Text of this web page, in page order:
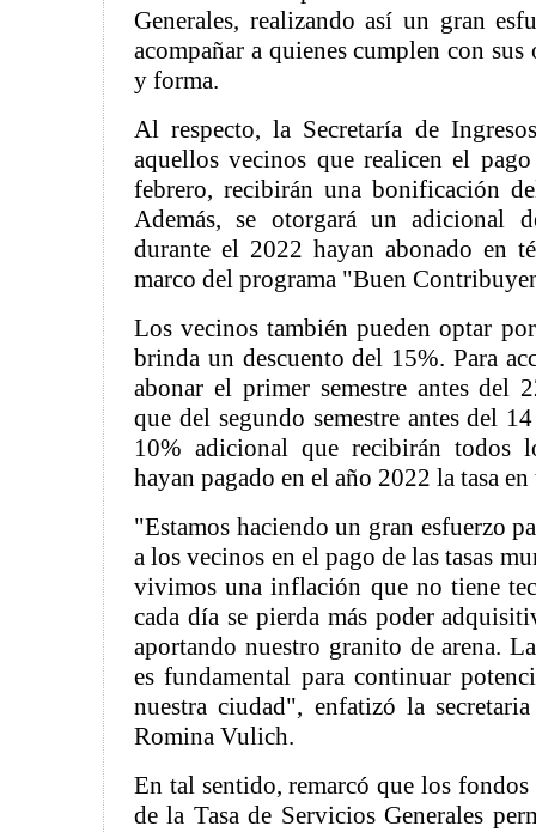
Generales, realizando así un gran
acompañar a quienes cumplen con
y forma.
Al respecto, la Secretaría de
aquellos vecinos que realicen el
febrero, recibirán una bonificación
Además, se otorgará un adicional
durante el 2022 hayan abonado en
marco del programa "Buen
Los vecinos también pueden optar
brinda un descuento del 15%. Para
abonar el primer semestre antes del
que del segundo semestre antes del
10% adicional que recibirán todos
hayan pagado en el año 2022 la tasa
"Estamos haciendo un gran esfuerzo
a los vecinos en el pago de las tasas
vivimos una inflación que no tiene
cada día se pierda más poder
aportando nuestro granito de arena.
es fundamental para continuar
nuestra ciudad", enfatizó la
Romina Vulich.
En tal sentido, remarcó que los
de la Tasa de Servicios Generales